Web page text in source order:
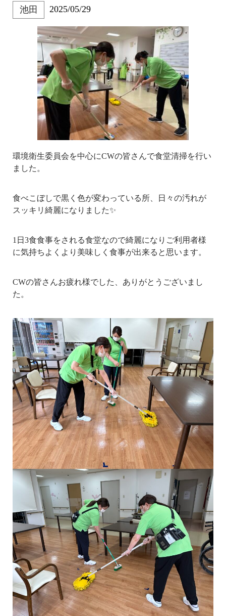
池田 2025/05/29
環境衛生委員会を中心にCWの皆さんで食堂清掃を行い
ました。
食べこぼしで黒く色が変わっている所、日々の汚れが
スッキリ綺麗になりました✨
1日3食食事をされる食堂なので綺麗になりご利用者様
に気持ちよくより美味しく食事が出来ると思います。
CWの皆さんお疲れ様でした、ありがとうございまし
た。